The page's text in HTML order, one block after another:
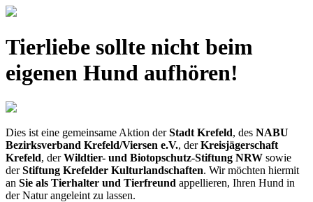
Tierliebe sollte nicht beim
eigenen Hund aufhören!
Dies ist eine gemeinsame Aktion derStadt Krefeld, des NABU
Bezirksverband Krefeld/Viersen e.V., derKreisjägerschaft
Krefeld, derWildtier- und Biotopschutz-Stiftung NRW sowie
derStiftung Krefelder Kulturlandschaften. Wir möchten hiermit
an Sie als Tierhalter und Tierfreund appellieren, Ihren Hund in
der Natur angeleint zu lassen.